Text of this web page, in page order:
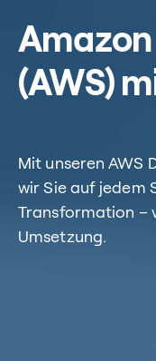
Amazon
(AWS)
Mit unseren AWS
wir Sie auf jedem
Transformation –
Umsetzung.